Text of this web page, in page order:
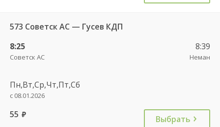
573 Советск АС — Гусев КДП
8:25
Советск АС
8:39
Неман
Пн,Вт,Ср,Чт,Пт,Сб
с 08.01.2026
55 руб. Выбрать